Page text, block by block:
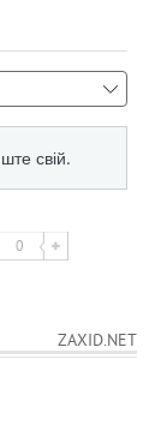
0
ZAXID.NET